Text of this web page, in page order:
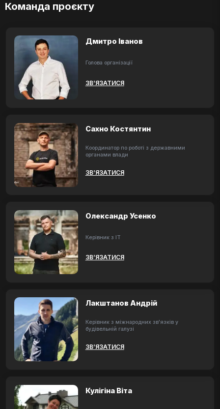
Команда проєкту
Дмитро Іванов
Голова організації
ЗВ’ЯЗАТИСЯ
Сахно Костянтин
Координатор по роботі з державними
органами влади
ЗВ’ЯЗАТИСЯ
Олександр Усенко
Керівник з ІТ
ЗВ’ЯЗАТИСЯ
Лакштанов Андрій
Керівник з міжнародних зв'язків у
будівельній галузі
ЗВ’ЯЗАТИСЯ
Кулігіна Віта